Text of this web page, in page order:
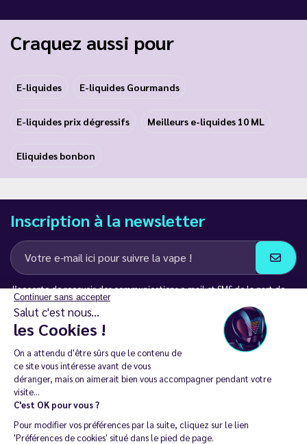
Continuer sans accepter
Salut c'est nous...
les Cookies !
On a attendu d'être sûrs que le contenu de
ce site vous intéresse avant de vous
déranger, mais on aimerait bien vous accompagner pendant votre
visite...
C'est OK pour vous ?
Pour modifier vos préférences par la suite, cliquez sur le lien
'Préférences de cookies' situé dans le pied de page.
Craquez aussi pour
E-liquides E-liquides Gourmands
E-liquides prix dégressifs Meilleurs e-liquides 10 ML
Eliquides bonbon
Inscription à la newsletter
J’accepte de recevoir des communications e-mail et SMS de la part de
LD Groupe
Restez en contact
La vente de cigarette électronique est interdite chez les moins de
18 ans. 🔞